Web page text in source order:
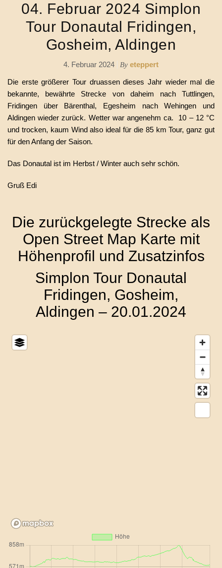
04. Februar 2024 Simplon
Tour Donautal Fridingen,
Gosheim, Aldingen
4. Februar 2024 By eteppert
Die erste größerer Tour druassen dieses Jahr wieder mal die
bekannte, bewährte Strecke von daheim nach Tuttlingen,
Fridingen über Bärenthal, Egesheim nach Wehingen und
Aldingen wieder zurück. Wetter war angenehm ca. 10 – 12 °C
und trocken, kaum Wind also ideal für die 85 km Tour, ganz gut
für den Anfang der Saison.
Das Donautal ist im Herbst / Winter auch sehr schön.
Gruß Edi
Die zurückgelegte Strecke als
Open Street Map Karte mit
Höhenprofil und Zusatzinfos
Simplon Tour Donautal
Fridingen, Gosheim,
Aldingen – 20.01.2024